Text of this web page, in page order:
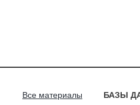
БАЗЫ
Все материалы